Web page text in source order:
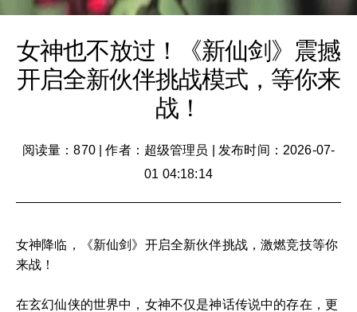
女神也不放过！《新仙剑》震撼
开启全新伙伴挑战模式，等你来
战！
阅读量：870|作者：超级管理员
发布时间：2026-07-
01 04:18:14
女神降临，《新仙剑》开启全新伙伴挑战，激燃竞技等你
来战！
在玄幻仙侠的世界中，女神不仅是神话传说中的存在，更